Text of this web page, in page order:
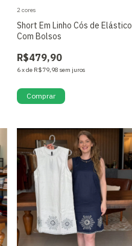
Short Em Linho Cós de Elástico
Com Bolsos
R$479,90
6xde R$79,98 sem juros
2 cores
Comprar